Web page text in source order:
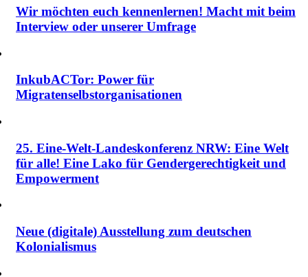
Wir möchten euch kennenlernen! Macht mit beim
Interview oder unserer Umfrage
InkubACTor: Power für
Migratenselbstorganisationen
25. Eine-Welt-Landeskonferenz NRW: Eine Welt
für alle! Eine Lako für Gendergerechtigkeit und
Empowerment
Neue (digitale) Ausstellung zum deutschen
Kolonialismus